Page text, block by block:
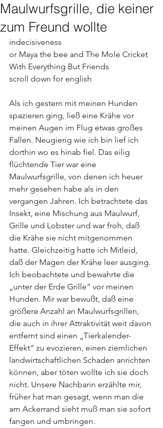
Maulwurfsgrille, die keiner
zum Freund wollte
indecisiveness
or Maya the bee and The Mole Cricket
With Everything But Friends
scroll down for english
Als ich gestern mit meinen Hunden
spazieren ging, ließ eine Krähe vor
meinen Augen im Flug etwas großes
Fallen. Neugierig wie ich bin lief ich
dorthin wo es hinab fiel. Das eilig
flüchtende Tier war eine
Maulwurfsgrille, von denen ich heuer
mehr gesehen habe als in den
vergangen Jahren. Ich betrachtete das
Insekt, eine Mischung aus Maulwurf,
Grille und Lobster und war froh, daß
die Krähe sie nicht mitgenommen
hatte. Gleichzeitig hatte ich Mitleid,
daß der Magen der Krähe leer ausging.
Ich beobachtete und bewahrte die
„unter der Erde Grille“ vor meinen
Hunden. Mir war bewußt, daß eine
größere Anzahl an Maulwurfsgrillen,
die auch in ihrer Attraktivität weit davon
entfernt sind einen „Tierkalender-
Effekt“ zu evozieren, einen ziemlichen
landwirtschaftlichen Schaden anrichten
können, aber töten wollte ich sie doch
nicht. Unsere Nachbarin erzählte mir,
früher hat man gesagt, wenn man die
am Ackerrand sieht muß man sie sofort
fangen und umbringen.